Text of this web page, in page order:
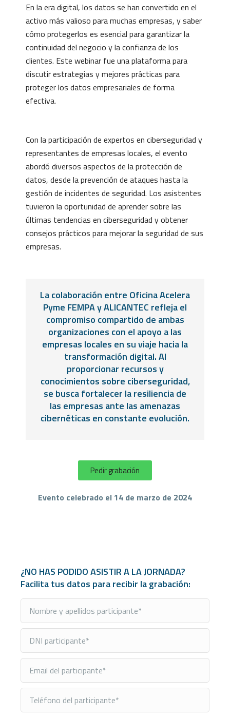
En la era digital, los datos se han convertido en el
activo más valioso para muchas empresas, y saber
cómo protegerlos es esencial para garantizar la
continuidad del negocio y la confianza de los
clientes. Este webinar fue una plataforma para
discutir estrategias y mejores prácticas para
proteger los datos empresariales de forma
efectiva.
Con la participación de expertos en ciberseguridad y
representantes de empresas locales, el evento
abordó diversos aspectos de la protección de
datos, desde la prevención de ataques hasta la
gestión de incidentes de seguridad. Los asistentes
tuvieron la oportunidad de aprender sobre las
últimas tendencias en ciberseguridad y obtener
consejos prácticos para mejorar la seguridad de sus
empresas.
La colaboración entre Oficina Acelera
Pyme FEMPA y ALICANTEC refleja el
compromiso compartido de ambas
organizaciones con el apoyo a las
empresas locales en su viaje hacia la
transformación digital. Al
proporcionar recursos y
conocimientos sobre ciberseguridad,
se busca fortalecer la resiliencia de
las empresas ante las amenazas
cibernéticas en constante evolución.
Pedir grabación
Evento celebrado el 14 de marzo de 2024
¿NO HAS PODIDO ASISTIR A LA JORNADA?
Facilita tus datos para recibir la grabación: